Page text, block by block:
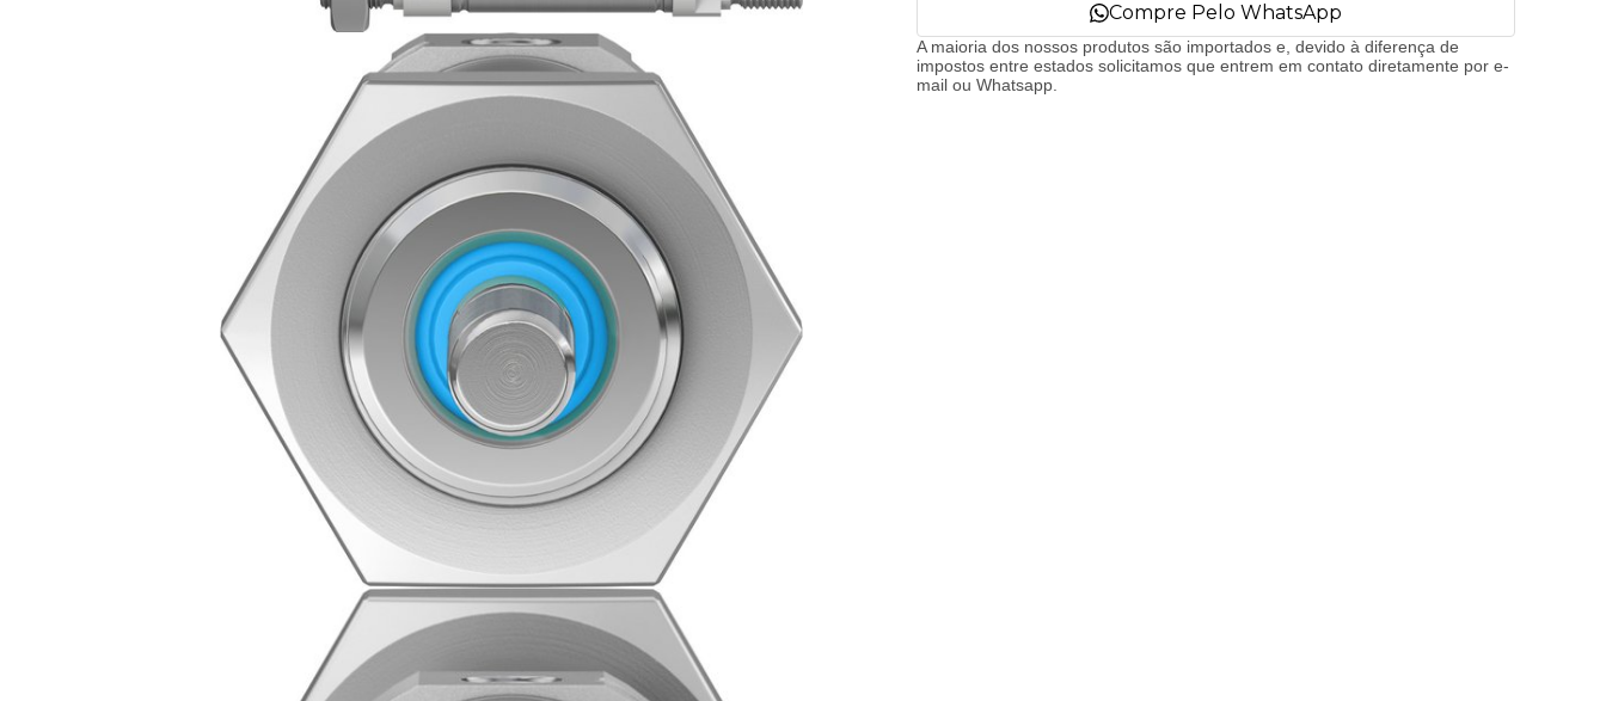
Compre Pelo WhatsApp
A maioria dos nossos produtos são importados e, devido à diferença de
impostos entre estados solicitamos que entrem em contato diretamente por e-
mail ou Whatsapp.